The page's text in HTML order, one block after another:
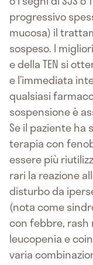
progressivo
mucosa) il
sospeso. I
e della TEN si
e l’immediata
qualsiasi
sospensione è
Se il paziente ha
terapia con
essere più
rari la reazione
disturbo da
(nota come
con febbre, rash
leucopenia e
varia